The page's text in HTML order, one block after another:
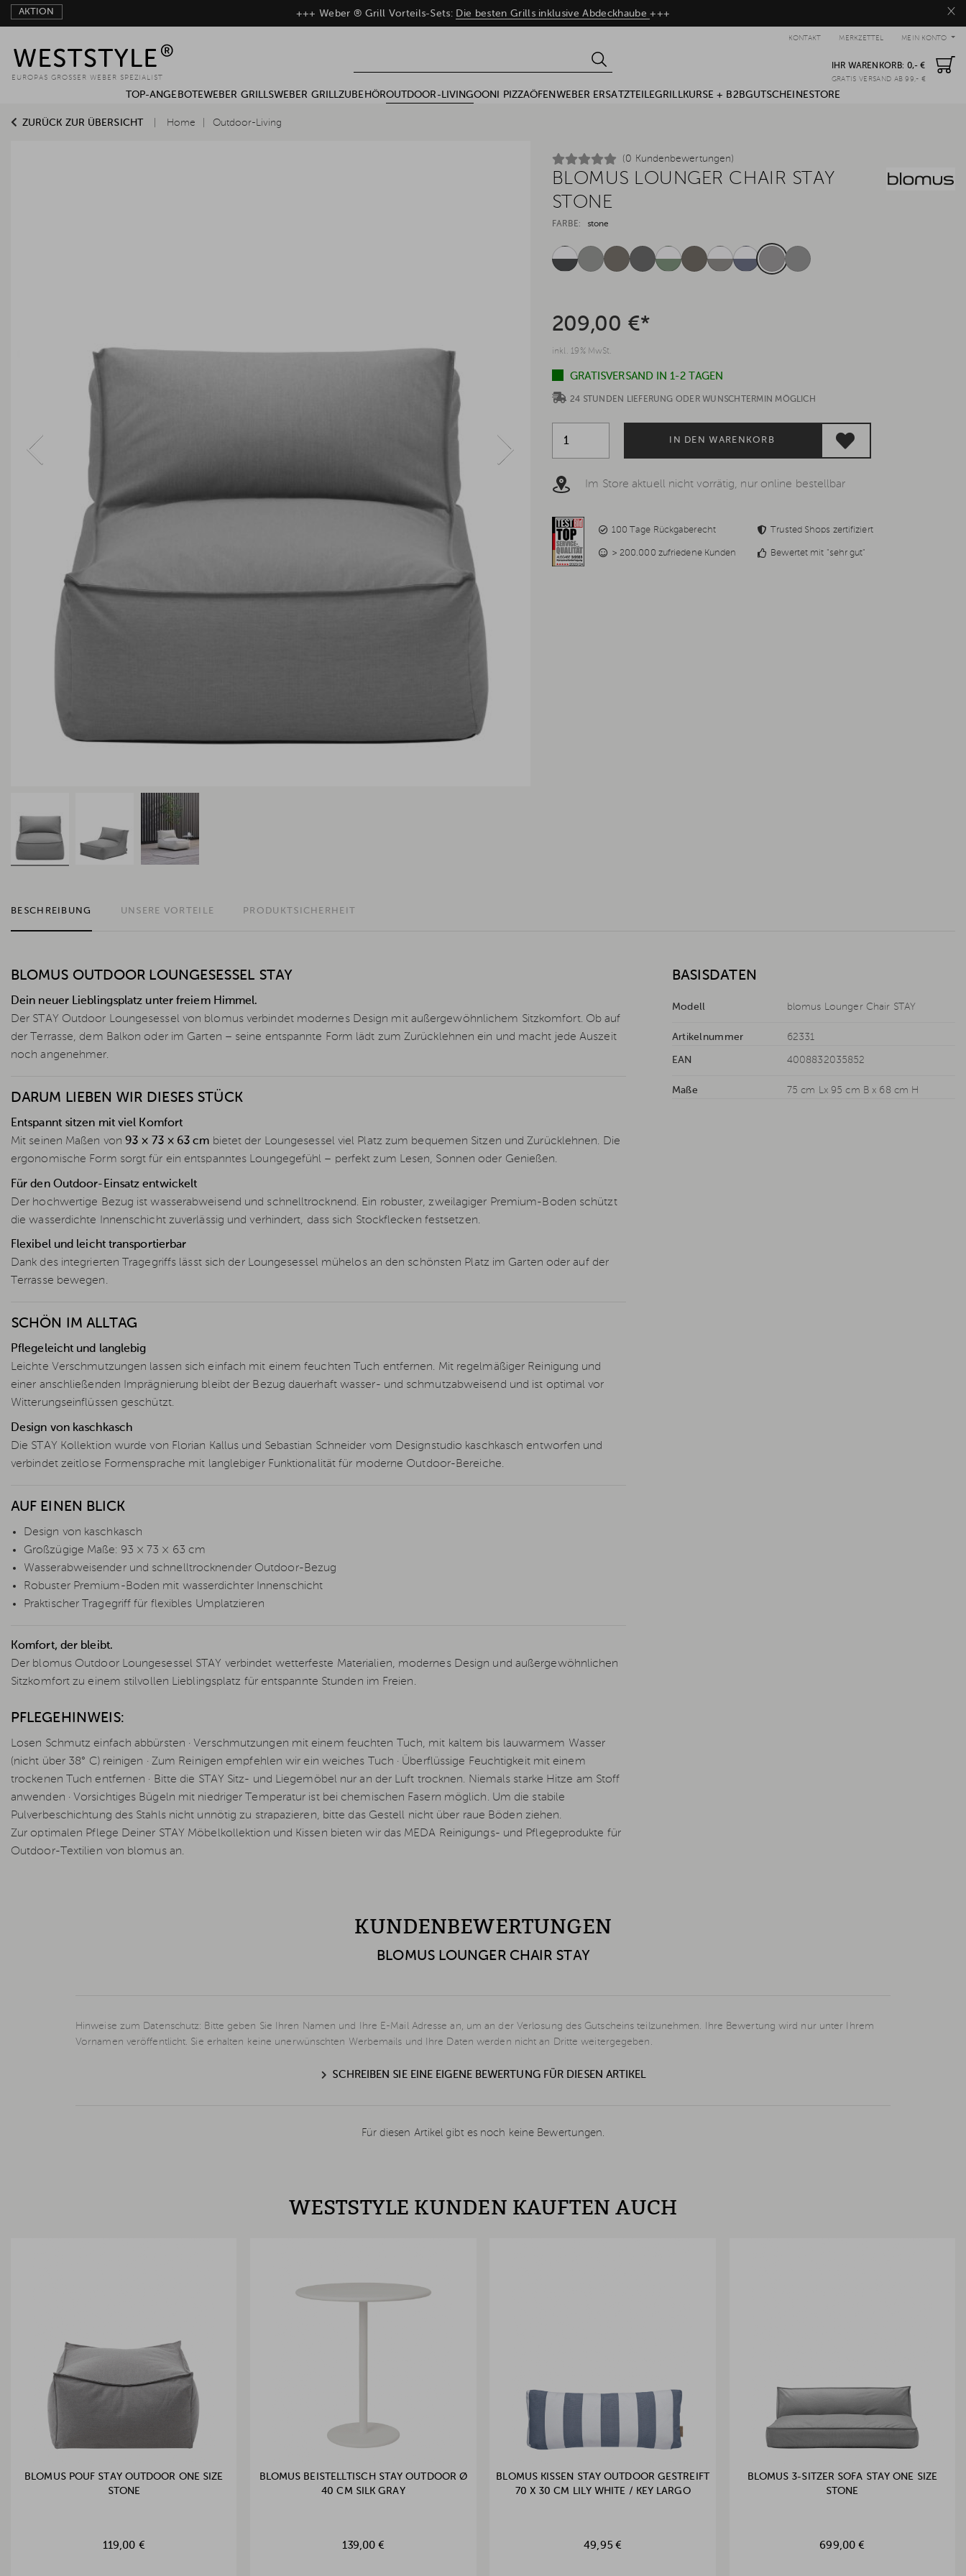
AKTION ×
+++ Weber ® Grill Vorteils-Sets: Die besten Grills inklusive Abdeckhaube+++
MEIN KONTO
MERKZETTEL
KONTAKT
IHR WARENKORB: 0,- €
GRATIS VERSAND AB 99,- €
EUROPAS GROSSER WEBER SPEZIALIST
TOP-ANGEBOTEWEBER GRILLSWEBER GRILLZUBEHÖROUTDOOR-LIVINGOONI PIZZAÖFEN WEBER ERSATZTEILEGRILLKURSE + B2BGUTSCHEINESTORE
ZURÜCK ZUR ÜBERSICHT Home Outdoor-Living
(0 Kundenbewertungen)
BLOMUS LOUNGER CHAIR STAY
STONE
FARBE: stone
209,00 €*
inkl. 19% MwSt.
GRATISVERSAND IN 1-2 TAGEN
24 STUNDEN LIEFERUNG ODER WUNSCHTERMIN MÖGLICH
IN DEN WARENKORB
Im Store aktuell nicht vorrätig, nur online bestellbar
100 Tage Rückgaberecht Trusted Shops zertifiziert
> 200.000 zufriedene Kunden Bewertet mit "sehr gut"
BESCHREIBUNG UNSERE VORTEILE PRODUKTSICHERHEIT
BLOMUS OUTDOOR LOUNGESESSEL STAY
Dein neuer Lieblingsplatz unter freiem Himmel.
Der STAY Outdoor Loungesessel von blomus verbindet modernes Design mit außergewöhnlichem Sitzkomfort. Ob auf
der Terrasse, dem Balkon oder im Garten – seine entspannte Form lädt zum Zurücklehnen ein und macht jede Auszeit
noch angenehmer.
DARUM LIEBEN WIR DIESES STÜCK
Entspannt sitzen mit viel Komfort
Mit seinen Maßen von93 × 73 × 63 cm bietet der Loungesessel viel Platz zum bequemen Sitzen und Zurücklehnen. Die
ergonomische Form sorgt für ein entspanntes Loungegefühl – perfekt zum Lesen, Sonnen oder Genießen.
Für den Outdoor-Einsatz entwickelt
Der hochwertige Bezug ist wasserabweisend und schnelltrocknend. Ein robuster, zweilagiger Premium-Boden schützt
die wasserdichte Innenschicht zuverlässig und verhindert, dass sich Stockflecken festsetzen.
Flexibel und leicht transportierbar
Dank des integrierten Tragegriffs lässt sich der Loungesessel mühelos an den schönsten Platz im Garten oder auf der
Terrasse bewegen.
SCHÖN IM ALLTAG
Pflegeleicht und langlebig
Leichte Verschmutzungen lassen sich einfach mit einem feuchten Tuch entfernen. Mit regelmäßiger Reinigung und
einer anschließenden Imprägnierung bleibt der Bezug dauerhaft wasser- und schmutzabweisend und ist optimal vor
Witterungseinflüssen geschützt.
Design von kaschkasch
Die STAY Kollektion wurde von Florian Kallus und Sebastian Schneider vom Designstudio kaschkasch entworfen und
verbindet zeitlose Formensprache mit langlebiger Funktionalität für moderne Outdoor-Bereiche.
AUF EINEN BLICK
Design von kaschkasch
Großzügige Maße: 93 × 73 × 63 cm
Wasserabweisender und schnelltrocknender Outdoor-Bezug
Robuster Premium-Boden mit wasserdichter Innenschicht
Praktischer Tragegriff für flexibles Umplatzieren
Komfort, der bleibt.
Der blomus Outdoor Loungesessel STAY verbindet wetterfeste Materialien, modernes Design und außergewöhnlichen
Sitzkomfort zu einem stilvollen Lieblingsplatz für entspannte Stunden im Freien.
PFLEGEHINWEIS:
Losen Schmutz einfach abbürsten · Verschmutzungen mit einem feuchten Tuch, mit kaltem bis lauwarmem Wasser
(nicht über 38° C) reinigen · Zum Reinigen empfehlen wir ein weiches Tuch · Überflüssige Feuchtigkeit mit einem
trockenen Tuch entfernen · Bitte die STAY Sitz- und Liegemöbel nur an der Luft trocknen. Niemals starke Hitze am Stoff
anwenden · Vorsichtiges Bügeln mit niedriger Temperatur ist bei chemischen Fasern möglich. Um die stabile
Pulverbeschichtung des Stahls nicht unnötig zu strapazieren, bitte das Gestell nicht über raue Böden ziehen.
Zur optimalen Pflege Deiner STAY Möbelkollektion und Kissen bieten wir das MEDA Reinigungs- und Pflegeprodukte für
Outdoor-Textilien von blomus an.
BASISDATEN
Modell blomus Lounger Chair STAY
Artikelnummer 62331
EAN 4008832035852
Maße 75 cm Lx 95 cm B x 68 cm H
KUNDENBEWERTUNGEN
BLOMUS LOUNGER CHAIR STAY
Hinweise zum Datenschutz: Bitte geben Sie Ihren Namen und Ihre E-Mail Adresse an, um an der Verlosung des Gutscheins teilzunehmen. Ihre Bewertung wird nur unter Ihrem
Vornamen veröffentlicht. Sie erhalten keine unerwünschten Werbemails und Ihre Daten werden nicht an Dritte weitergegeben.
SCHREIBEN SIE EINE EIGENE BEWERTUNG FÜR DIESEN ARTIKEL
Für diesen Artikel gibt es noch keine Bewertungen.
WESTSTYLE KUNDEN KAUFTEN AUCH
BLOMUS POUF STAY OUTDOOR ONE SIZE
STONE
119,00 €
BLOMUS BEISTELLTISCH STAY OUTDOOR Ø
40 CM SILK GRAY
139,00 €
BLOMUS KISSEN STAY OUTDOOR GESTREIFT
70 X 30 CM LILY WHITE / KEY LARGO
49,95 €
BLOMUS 3-SITZER SOFA STAY ONE SIZE
STONE
699,00 €